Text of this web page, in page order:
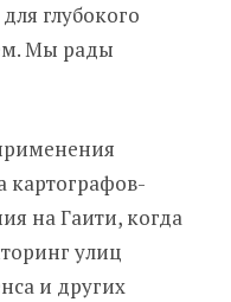
глубокого
Мы рады
картографов-
на Гаити, когда
улиц
и других